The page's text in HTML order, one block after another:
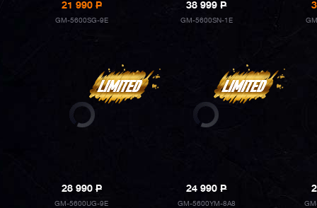
21 990P
GM-5600SG-9E
38 999P
GM-5600SN-1E
28 990P
GM-5600UG-9E
24 990P
GM-5600YM-8A8